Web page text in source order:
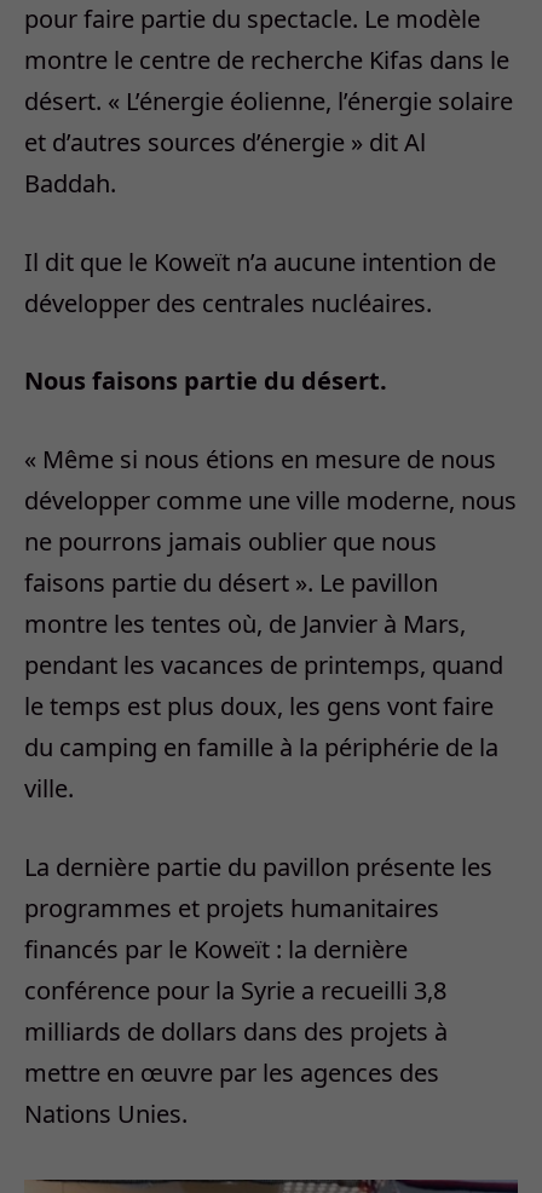
pour faire partie du spectacle. Le modèle
montre le centre de recherche Kifas dans le
désert. « L’énergie éolienne, l’énergie solaire
et d’autres sources d’énergie » dit Al
Baddah.
Il dit que le Koweït n’a aucune intention de
développer des centrales nucléaires.
Nous faisons partie du désert.
« Même si nous étions en mesure de nous
développer comme une ville moderne, nous
ne pourrons jamais oublier que nous
faisons partie du désert ». Le pavillon
montre les tentes où, de Janvier à Mars,
pendant les vacances de printemps, quand
le temps est plus doux, les gens vont faire
du camping en famille à la périphérie de la
ville.
La dernière partie du pavillon présente les
programmes et projets humanitaires
financés par le Koweït : la dernière
conférence pour la Syrie a recueilli 3,8
milliards de dollars dans des projets à
mettre en œuvre par les agences des
Nations Unies.